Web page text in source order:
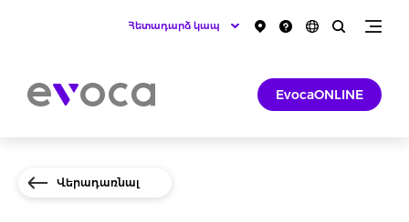
Հետադարձ կապ
EvocaONLINE
Վերադառնալ